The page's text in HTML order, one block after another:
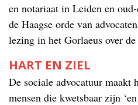
en notariaat in Leiden en
de Haagse orde van
lezing in het Gorlaeus over
HART EN ZIEL
De sociale advocatuur maakt
mensen die kwetsbaar zijn